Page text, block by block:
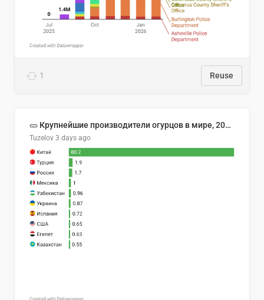
1 Reuse
🥒 Крупнейшие производители огурцов в мире, 2023 год (млн тонн)
Tuzelov 3 days ago